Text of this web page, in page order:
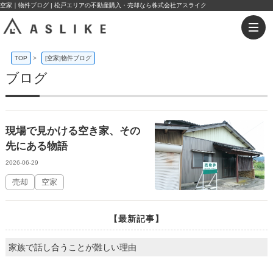
空家｜物件ブログ | 松戸エリアの不動産購入・売却なら株式会社アスライク
TOP > [空家]物件ブログ
ブログ
現場で見かける空き家、その
先にある物語
2026-06-29
売却 空家
【最新記事】
家族で話し合うことが難しい理由